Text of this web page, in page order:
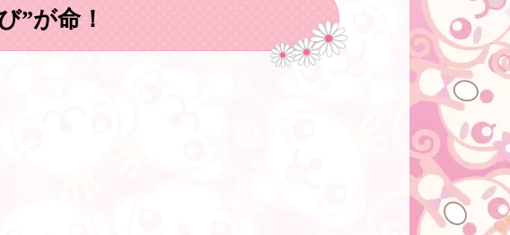
”が命！